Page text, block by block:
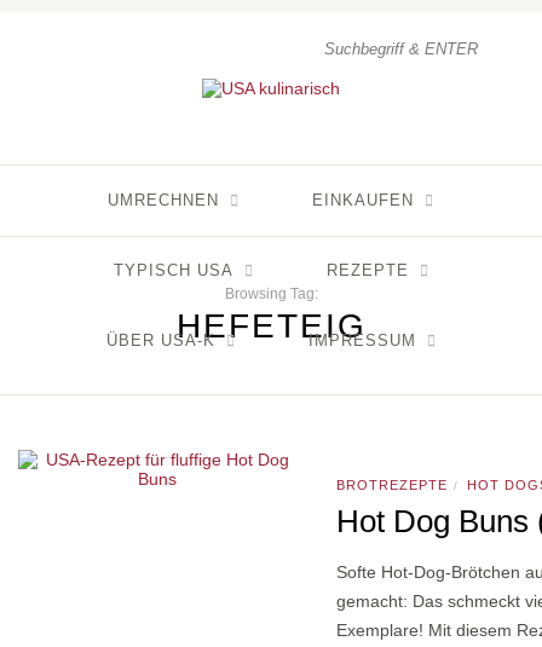
UMRECHNEN EINKAUFEN
TYPISCH USA REZEPTE
ÜBER USA-K IMPRESSUM
Browsing Tag:
HEFETEIG
BROTREZEPTE / HOT
Hot Dog Buns
Softe Hot-Dog-Brötchen
gemacht: Das schmeckt
Exemplare! Mit diesem